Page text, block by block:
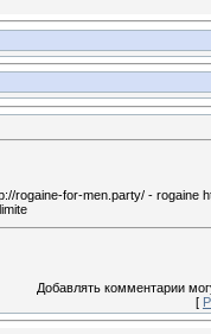
rogaine-for-men.party/ -
Добавлять комментарии
[